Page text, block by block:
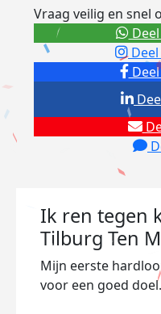
Vraag veilig en snel
Deel
Deel
Deel
Ik ren tegen
Tilburg Ten
Mijn eerste
voor een goed doel.